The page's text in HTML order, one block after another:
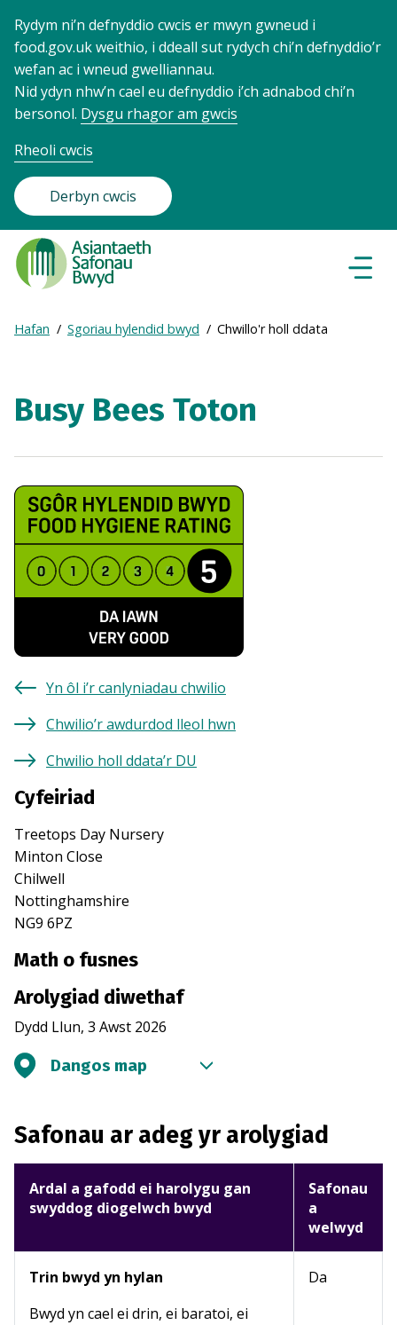
Rydym ni’n defnyddio cwcis er mwyn gwneud i
food.gov.uk weithio, i ddeall sut rydych chi’n defnyddio’r
wefan ac i wneud gwelliannau.
Nid ydyn nhw’n cael eu defnyddio i’ch adnabod chi’n
bersonol. Dysgu rhagor am gwcis
Rheoli cwcis
Derbyn cwcis
Food
Standards
Agency
Frontpage
Breadcrumb
Expand
breadcrumb
Hafan Sgoriau hylendid bwyd Chwillo'r holl ddata
Busy Bees Toton
Yn ôl i’r canlyniadau chwilio
Chwilio’r awdurdod lleol hwn
Chwilio holl ddata’r DU
Cyfeiriad
Treetops Day Nursery
Minton Close
Chilwell
Nottinghamshire
NG9 6PZ
Math o fusnes
Arolygiad diwethaf
Dydd Llun, 3 Awst 2026
Dangos map
Safonau ar adeg yr arolygiad
Ardal a gafodd ei harolygu gan
swyddog diogelwch bwyd
Safonau
a
welwyd
Trin bwyd yn hylan
Bwyd yn cael ei drin, ei baratoi, ei
Da